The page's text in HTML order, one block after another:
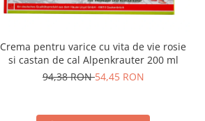
Crema pentru varice cu vita de vie rosie
si castan de cal Alpenkrauter 200 ml
94,38 RON54,45 RON